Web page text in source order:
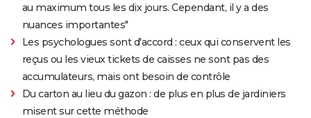
au maximum tous les dix jours. Cependant, il y a des
nuances importantes"
Les psychologues sont d'accord : ceux qui conservent les
reçus ou les vieux tickets de caisses ne sont pas des
accumulateurs, mais ont besoin de contrôle
Du carton au lieu du gazon : de plus en plus de jardiniers
misent sur cette méthode